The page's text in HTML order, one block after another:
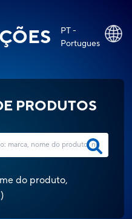
PT -
Portugues
PRODUTOS
do produto,
)